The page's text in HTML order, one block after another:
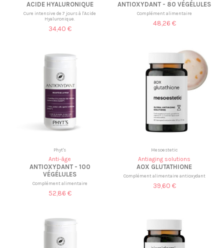
ACIDE HYALURONIQUE
Cure intensive de 7 jours à l'Acide
Hyaluronique.
34,40 €
ANTIOXYDANT - 80 VÉGÉLULES
Complément alimentaire
48,26 €
Phyt's
Anti-âge
ANTIOXYDANT - 100
VÉGÉLULES
Complément alimentaire
52,86 €
Mesoestetic
Antiaging solutions
AOX GLUTATHIONE
Complément alimentaire antioxydant
39,60 €